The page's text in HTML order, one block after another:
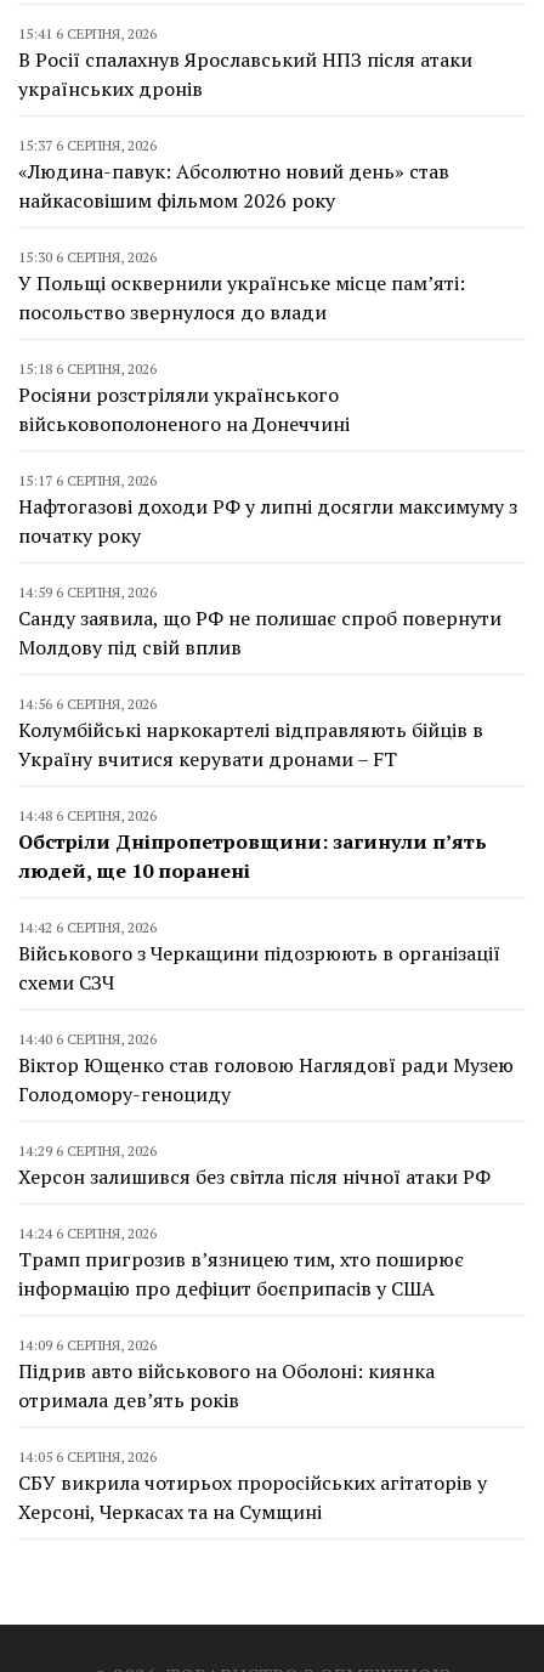
15:41 6 СЕРПНЯ, 2026
В Росії спалахнув Ярославський НПЗ після атаки
українських дронів
15:37 6 СЕРПНЯ, 2026
«Людина-павук: Абсолютно новий день» став
найкасовішим фільмом 2026 року
15:30 6 СЕРПНЯ, 2026
У Польщі осквернили українське місце пам’яті:
посольство звернулося до влади
15:18 6 СЕРПНЯ, 2026
Росіяни розстріляли українського
військовополоненого на Донеччині
15:17 6 СЕРПНЯ, 2026
Нафтогазові доходи РФ у липні досягли максимуму з
початку року
14:59 6 СЕРПНЯ, 2026
Санду заявила, що РФ не полишає спроб повернути
Молдову під свій вплив
14:56 6 СЕРПНЯ, 2026
Колумбійські наркокартелі відправляють бійців в
Україну вчитися керувати дронами – FT
14:48 6 СЕРПНЯ, 2026
Обстріли Дніпропетровщини: загинули п’ять
людей, ще 10 поранені
14:42 6 СЕРПНЯ, 2026
Військового з Черкащини підозрюють в організації
схеми СЗЧ
14:40 6 СЕРПНЯ, 2026
Віктор Ющенко став головою Наглядовї ради Музею
Голодомору-геноциду
14:29 6 СЕРПНЯ, 2026
Херсон залишився без світла після нічної атаки РФ
14:24 6 СЕРПНЯ, 2026
Трамп пригрозив в’язницею тим, хто поширює
інформацію про дефіцит боєприпасів у США
14:09 6 СЕРПНЯ, 2026
Підрив авто військового на Оболоні: киянка
отримала дев’ять років
14:05 6 СЕРПНЯ, 2026
СБУ викрила чотирьох проросійських агітаторів у
Херсоні, Черкасах та на Сумщині